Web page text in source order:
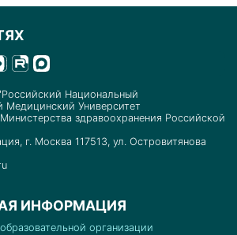
Национальный
Медицинский Университет
здравоохранения Российской
г. Москва 117513, ул. Островитянова
ИНФОРМАЦИЯ
организации